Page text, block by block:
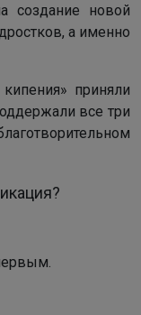
создание новой
а именно
приняли
все три